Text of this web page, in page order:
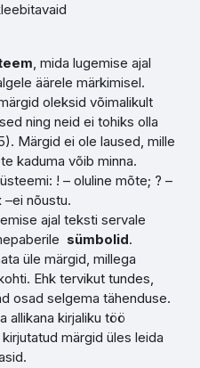
, mida lugemise ajal
äärele märkimisel.
oleksid võimalikult
ning neid ei tohiks olla
Märgid ei ole laused, mille
kaduma võib minna.
! – oluline mõte; ? –
–ei nõustu.
ajal teksti servale
sümbolid.
üle märgid, millega
Ehk tervikut tundes,
osad selgema tähenduse.
allikana kirjaliku töö
märgid üles leida